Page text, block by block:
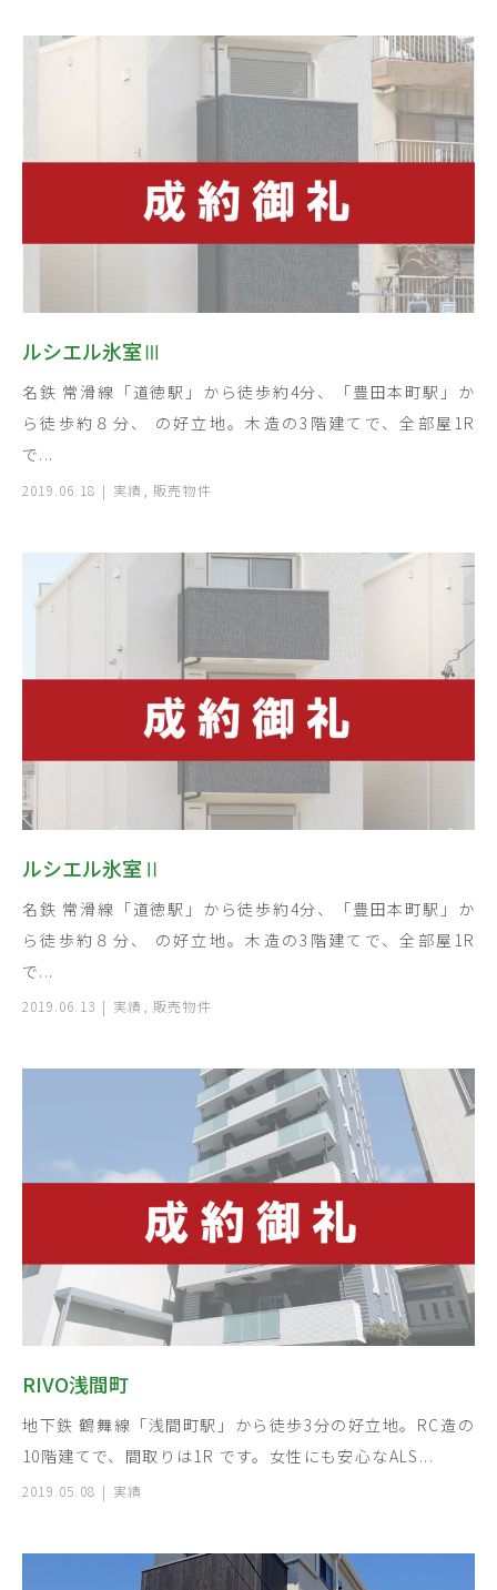
ルシエル氷室Ⅲ
名鉄 常滑線「道徳駅」から徒歩約4分、「豊田本町駅」か
ら徒歩約８分、 の好立地。木造の3階建てで、全部屋1R
で...
2019.06.18 実績 販売物件
ルシエル氷室Ⅱ
名鉄 常滑線「道徳駅」から徒歩約4分、「豊田本町駅」か
ら徒歩約８分、 の好立地。木造の3階建てで、全部屋1R
で...
2019.06.13 実績 販売物件
RIVO浅間町
地下鉄 鶴舞線「浅間町駅」から徒歩3分の好立地。RC造の
10階建てで、間取りは1R です。女性にも安心なALS...
2019.05.08 実績